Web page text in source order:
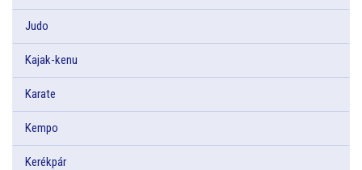
Judo
Kajak-kenu
Karate
Kempo
Kerékpár